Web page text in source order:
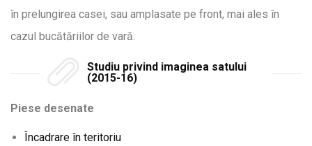
în prelungirea casei, sau amplasate pe front, mai ales în
cazul bucătăriilor de vară.
Studiu privind imaginea satului
(2015-16)
Piese desenate
Încadrare în teritoriu